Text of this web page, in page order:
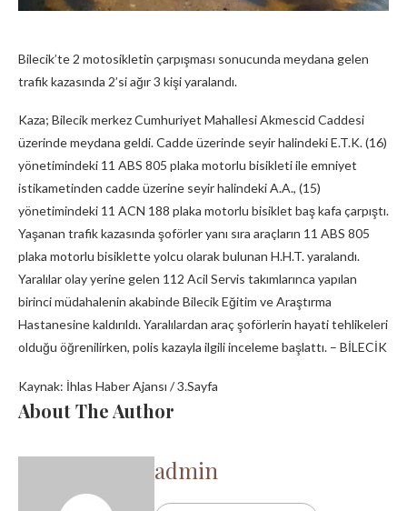
Bilecik’te 2 motosikletin çarpışması sonucunda meydana gelen
trafik kazasında 2’si ağır 3 kişi yaralandı.
Kaza; Bilecik merkez Cumhuriyet Mahallesi Akmescid Caddesi
üzerinde meydana geldi. Cadde üzerinde seyir halindeki E.T.K. (16)
yönetimindeki 11 ABS 805 plaka motorlu bisikleti ile emniyet
istikametinden cadde üzerine seyir halindeki A.A., (15)
yönetimindeki 11 ACN 188 plaka motorlu bisiklet baş kafa çarpıştı.
Yaşanan trafik kazasında şoförler yanı sıra araçların 11 ABS 805
plaka motorlu bisiklette yolcu olarak bulunan H.H.T. yaralandı.
Yaralılar olay yerine gelen 112 Acil Servis takımlarınca yapılan
birinci müdahalenin akabinde Bilecik Eğitim ve Araştırma
Hastanesine kaldırıldı. Yaralılardan araç şoförlerin hayati tehlikeleri
olduğu öğrenilirken, polis kazayla ilgili inceleme başlattı. – BİLECİK
Kaynak: İhlas Haber Ajansı / 3.Sayfa
About The Author
admin